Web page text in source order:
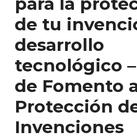
de tu
desarrollo
tecnológico
de Fomento
Protección
Invenciones